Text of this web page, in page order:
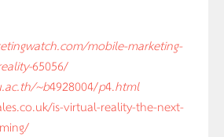
mobile-marketing-
65056/
~b4928004/p4.html
is-virtual-reality-the-next-